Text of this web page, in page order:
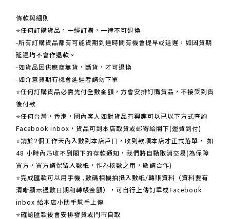
條款與細則
⭐任何訂購貨品，一經訂購，一律不可退換
-所有訂購貨品都有可能貨期到達時間有機會提早或延遲，如因貨期
延遲均不會作退款。
-如貨品因供應商無貨，斷貨，才可退換
-如介意貨期有機會延遲者請勿下單
⭐任何訂購貨品必需先付全數金額，方會安排訂購貨品，不接受到貨
後付款
⭐任何台灣，香港，國內客人如對貨品有興趣可以已以下方式查詢
Facebook inbox，貨品可到本店取貨或郵寄給閣下(運費到付)
​​⭐請於2個工作天內入數到本店戶口，收到款項本店才正式落單， 如
48 小時內乃收不到閣下的存款通知，我們將自動取消交易(為保障
買方，買方請保留入數紙，作為核數之用，敬請合作)
⭐完成匯款可以用手機 ,數碼相機拍攝入數紙/轉賬資料（資料要有
清晰顯示過數日期和轉帳金額），可自行上傳訂單或Facebook
inbox 給本店小助手幫手上傳
⭐確認匯款後會安排發貨或門市自取